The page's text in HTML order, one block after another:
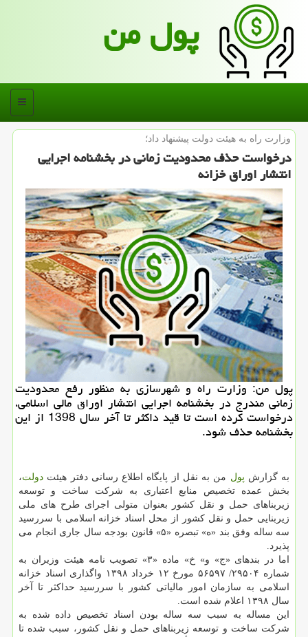
پول من
منو
وزارت راه به هیئت دولت پیشنهاد داد؛
درخواست حذف محدودیت زمانی در بخشنامه اجرایی
انتشار اوراق خزانه
پول من: وزارت راه و شهرسازی به منظور رفع محدودیت
زمانی مندرج در بخشنامه اجرایی انتشار اوراق مالی اسلامی،
درخواست كرده است تا قید داكثر تا آخر سال 1398 از این
بخشنامه حذف شود.
به گزارش پول من به نقل از پایگاه اطلاع رسانی دفتر هیئت دولت،
بخش عمده تخصیص منابع اعتباری به شركت ساخت و توسعه
زیربناهای حمل و نقل كشور بعنوان متولی اجرای طرح های ملی
زیربنایی حمل و نقل كشور از محل اسناد خزانه اسلامی با سررسید
سه ساله وفق بند «ه» تبصره «۵» قانون بودجه سال جاری انجام می
پذیرد.
اما در بندهای «ج» و» خ» ماده «۳» تصویب نامه هیئت وزیران به
شماره ۲۹۵۰۴/ ۵۶۵۹۷ مورخ ۱۲ خرداد ۱۳۹۸ واگذاری اسناد خزانه
اسلامی به سازمان امور مالیاتی كشور با سررسید حداكثر تا آخر
سال ۱۳۹۸ اعلام شده است.
این مساله به سبب سه ساله بودن اسناد تخصیص داده شده به
شركت ساخت و توسعه زیربناهای حمل و نقل كشور، سبب شده تا